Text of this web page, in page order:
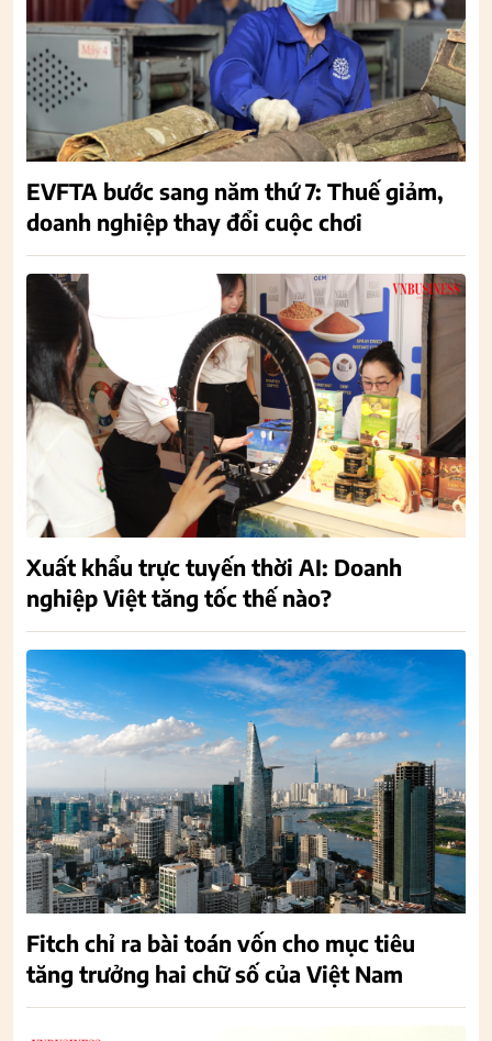
EVFTA bước sang năm thứ 7: Thuế giảm,
doanh nghiệp thay đổi cuộc chơi
Xuất khẩu trực tuyến thời AI: Doanh
nghiệp Việt tăng tốc thế nào?
Fitch chỉ ra bài toán vốn cho mục tiêu
tăng trưởng hai chữ số của Việt Nam